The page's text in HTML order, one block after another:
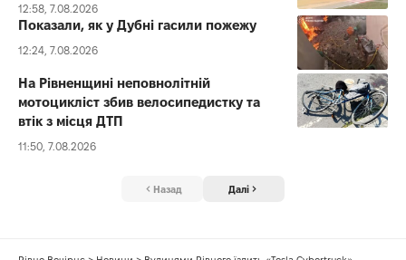
12:58, 7.08.2026
Показали, як у Дубні гасили пожежу
12:24, 7.08.2026
На Рівненщині неповнолітній
мотоцикліст збив велосипедистку та
втік з місця ДТП
11:50, 7.08.2026
Назад Далі